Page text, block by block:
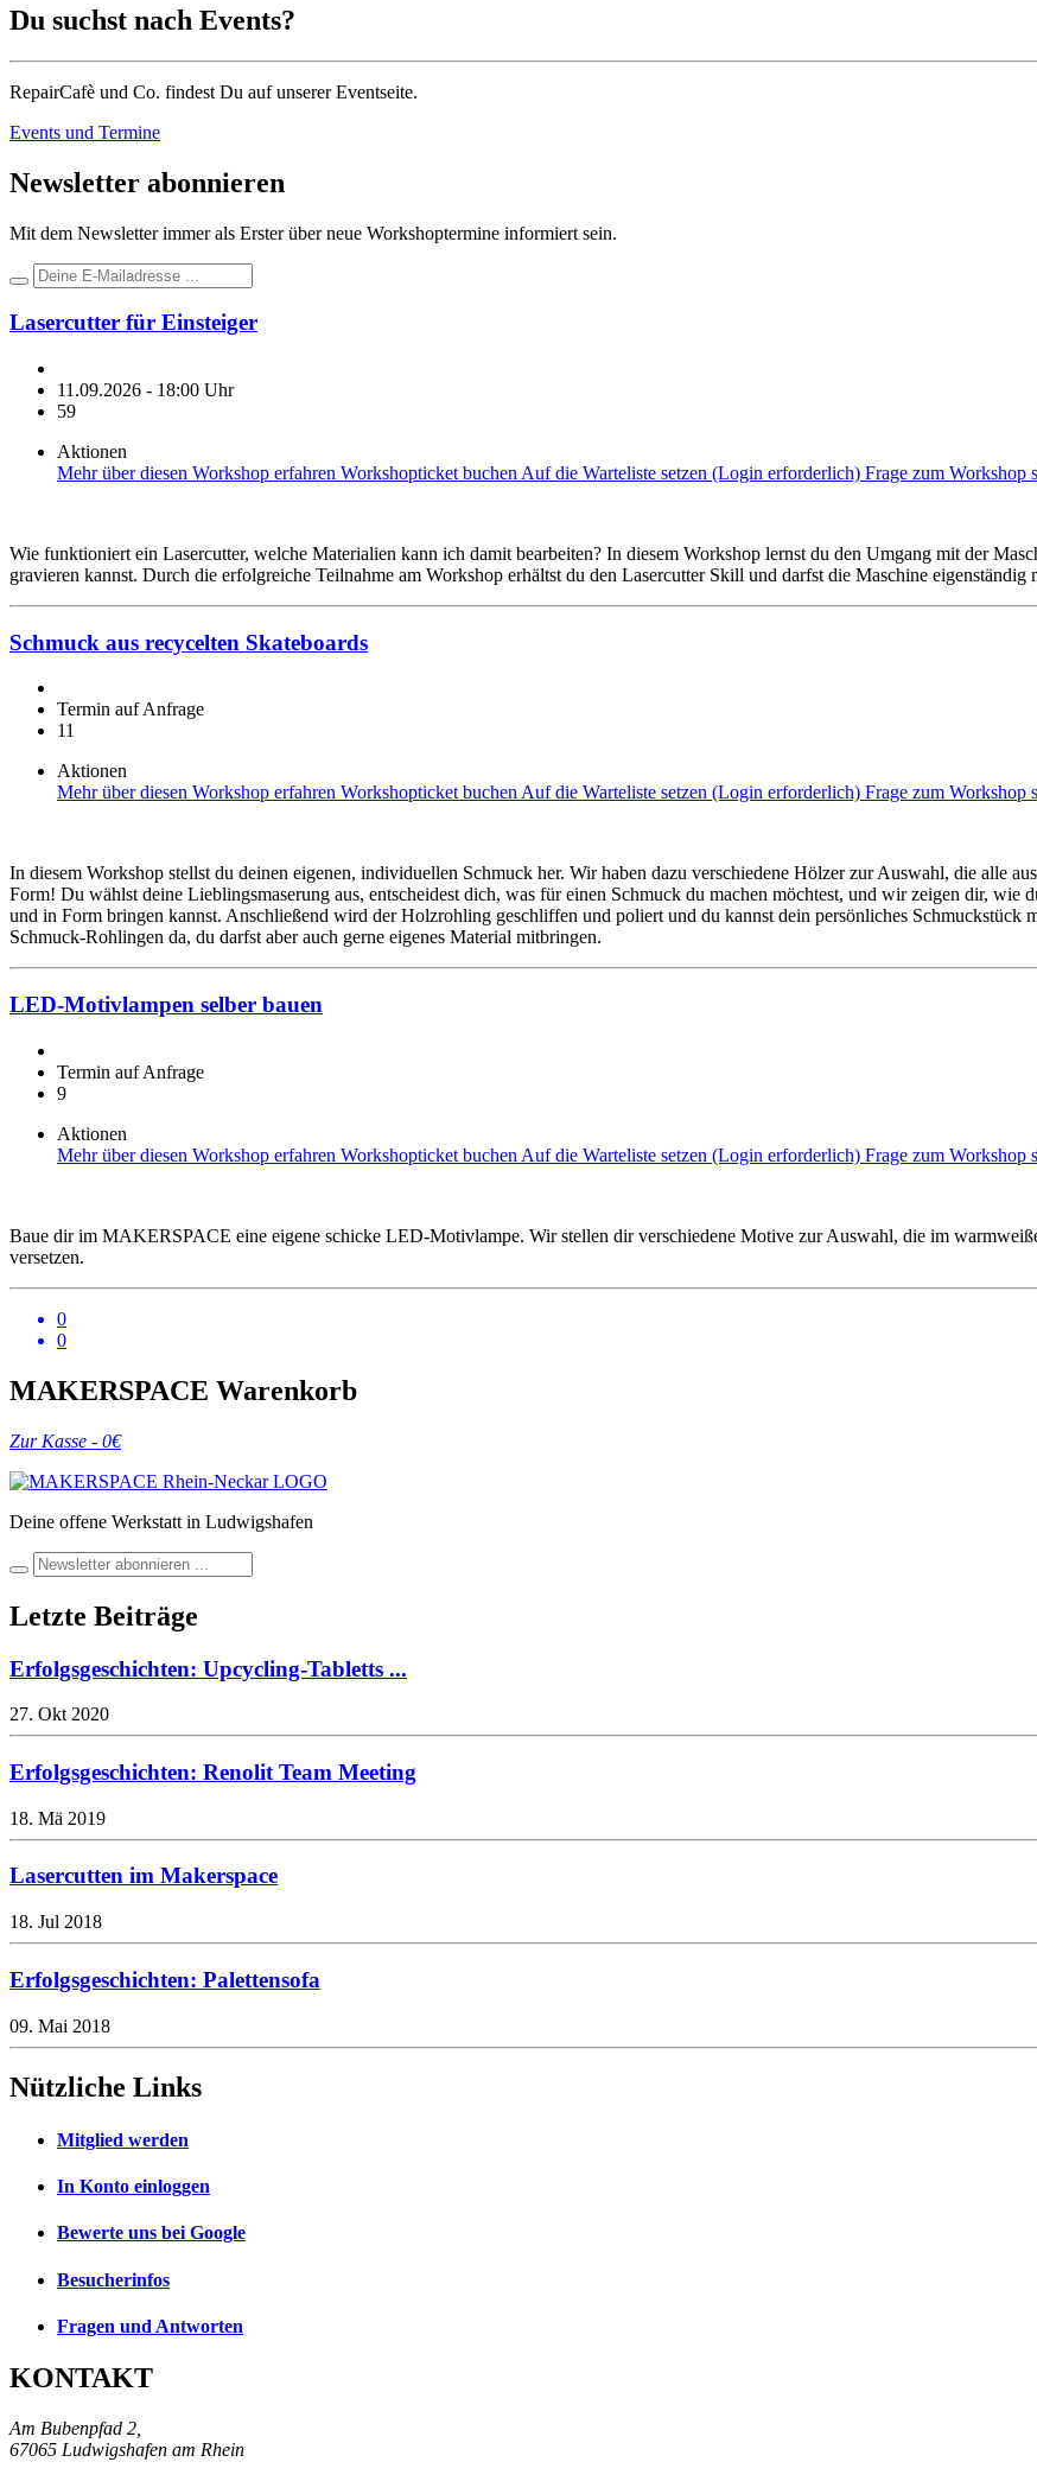
Du suchst nach Events?
RepairCafè und Co. findest Du auf unserer Eventseite.
Events und Termine
Newsletter abonnieren
Mit dem Newsletter immer als Erster über neue Workshoptermine informiert sein.
Lasercutter für Einsteiger
11.09.2026 - 18:00 Uhr
59
Aktionen
Mehr über diesen Workshop erfahren Workshopticket buchen Auf die Warteliste setzen (Login erforderlich) Frage zum Workshop
Wie funktioniert ein Lasercutter, welche Materialien kann ich damit bearbeiten? In diesem Workshop lernst du den Umgang mit der
gravieren kannst. Durch die erfolgreiche Teilnahme am Workshop erhältst du den Lasercutter Skill und darfst die Maschine eigenständig
Schmuck aus recycelten Skateboards
Termin auf Anfrage
11
Aktionen
Mehr über diesen Workshop erfahren Workshopticket buchenAuf die Warteliste setzen (Login erforderlich) Frage zum Workshop
In diesem Workshop stellst du deinen eigenen, individuellen Schmuck her. Wir haben dazu verschiedene Hölzer zur Auswahl, die alle
Form! Du wählst deine Lieblingsmaserung aus, entscheidest dich, was für einen Schmuck du machen möchtest, und wir zeigen dir, wie
und in Form bringen kannst. Anschließend wird der Holzrohling geschliffen und poliert und du kannst dein persönliches Schmuckstück
Schmuck-Rohlingen da, du darfst aber auch gerne eigenes Material mitbringen.
LED-Motivlampen selber bauen
Termin auf Anfrage
9
Aktionen
Mehr über diesen Workshop erfahren Workshopticket buchen Auf die Warteliste setzen (Login erforderlich) Frage zum Workshop
Baue dir im MAKERSPACE eine eigene schicke LED-Motivlampe. Wir stellen dir verschiedene Motive zur Auswahl, die im
versetzen.
0
0
MAKERSPACE Warenkorb
Zur Kasse - 0€
Deine offene Werkstatt in Ludwigshafen
Letzte Beiträge
Erfolgsgeschichten: Upcycling-Tabletts ...
27. Okt 2020
Erfolgsgeschichten: Renolit Team Meeting
18. Mä 2019
Lasercutten im Makerspace
18. Jul 2018
Erfolgsgeschichten: Palettensofa
09. Mai 2018
Nützliche Links
Mitglied werden
In Konto einloggen
Bewerte uns bei Google
Besucherinfos
Fragen und Antworten
KONTAKT
Am Bubenpfad 2,
67065 Ludwigshafen am Rhein